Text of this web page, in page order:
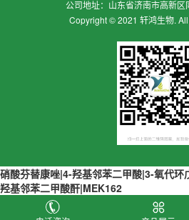
公司地址：山东省济南市高新区
Copyright © 2021 轩鸿生物.
硝酸芬替康唑|4-羟基邻苯二甲酸|3-氧代环
羟基邻苯二甲酸酐|MEK162